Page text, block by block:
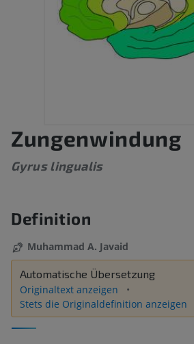
Zungenwindung
Gyrus lingualis
Definition
Muhammad A. Javaid
Automatische Übersetzung
Originaltext anzeigen
Stets die Originaldefinition anzeigen